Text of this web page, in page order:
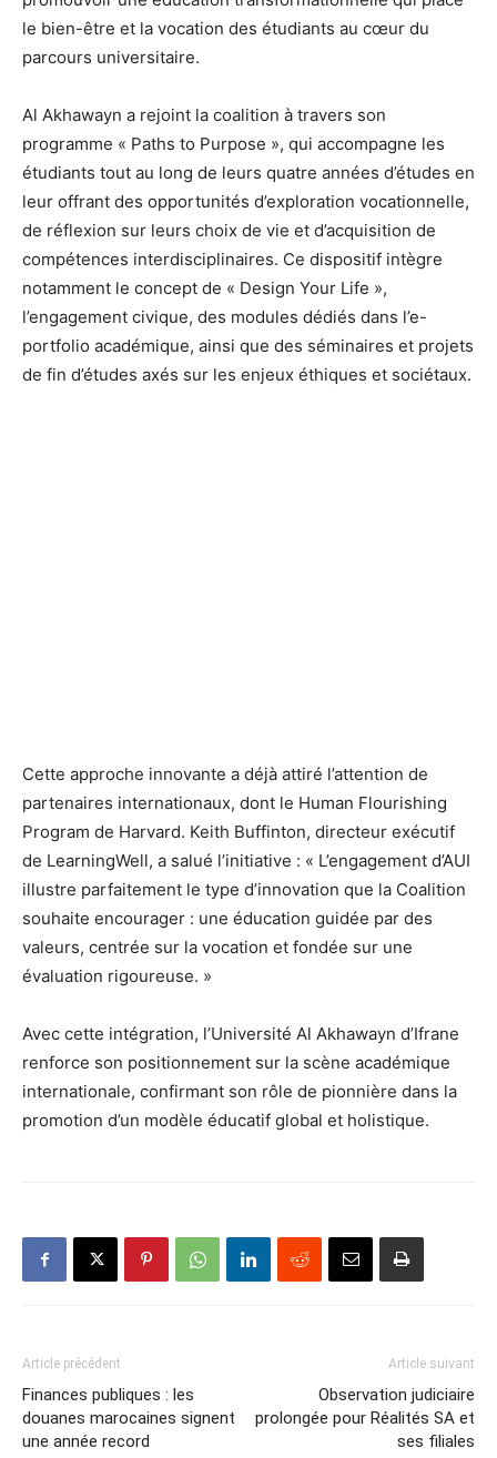
le bien-être et la vocation des étudiants au cœur du
parcours universitaire.
Al Akhawayn a rejoint la coalition à travers son
programme « Paths to Purpose », qui accompagne les
étudiants tout au long de leurs quatre années d’études en
leur offrant des opportunités d’exploration vocationnelle,
de réflexion sur leurs choix de vie et d’acquisition de
compétences interdisciplinaires. Ce dispositif intègre
notamment le concept de « Design Your Life »,
l’engagement civique, des modules dédiés dans l’e-
portfolio académique, ainsi que des séminaires et projets
de fin d’études axés sur les enjeux éthiques et sociétaux.
Cette approche innovante a déjà attiré l’attention de
partenaires internationaux, dont le Human Flourishing
Program de Harvard. Keith Buffinton, directeur exécutif
de LearningWell, a salué l’initiative : « L’engagement d’AUI
illustre parfaitement le type d’innovation que la Coalition
souhaite encourager : une éducation guidée par des
valeurs, centrée sur la vocation et fondée sur une
évaluation rigoureuse. »
Avec cette intégration, l’Université Al Akhawayn d’Ifrane
renforce son positionnement sur la scène académique
internationale, confirmant son rôle de pionnière dans la
promotion d’un modèle éducatif global et holistique.
Article précédent
Finances publiques : les
douanes marocaines signent
une année record
Article suivant
Observation judiciaire
prolongée pour Réalités SA et
ses filiales